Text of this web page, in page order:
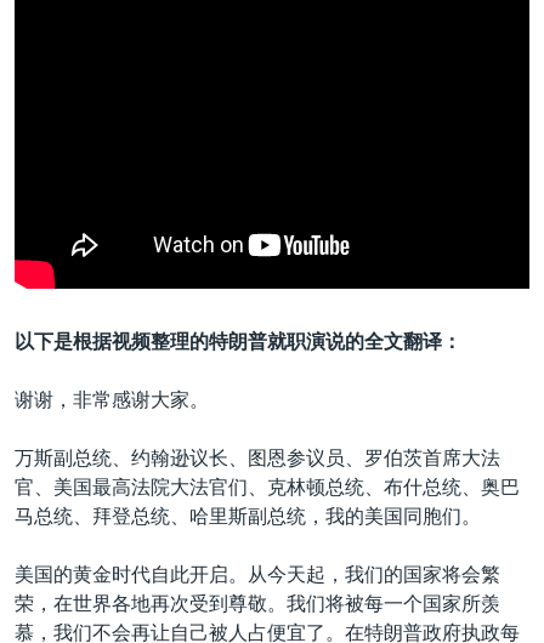
以下是根据视频整理的特朗普就职演说的全文翻译：
谢谢，非常感谢大家。
万斯副总统、约翰逊议长、图恩参议员、罗伯茨首席大法
官、美国最高法院大法官们、克林顿总统、布什总统、奥巴
马总统、拜登总统、哈里斯副总统，我的美国同胞们。
美国的黄金时代自此开启。从今天起，我们的国家将会繁
荣，在世界各地再次受到尊敬。我们将被每一个国家所羡
慕，我们不会再让自己被人占便宜了。在特朗普政府执政每